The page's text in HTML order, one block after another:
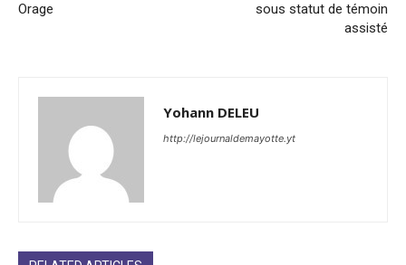
Orage
sous statut de témoin
assisté
Yohann DELEU
http://lejournaldemayotte.yt